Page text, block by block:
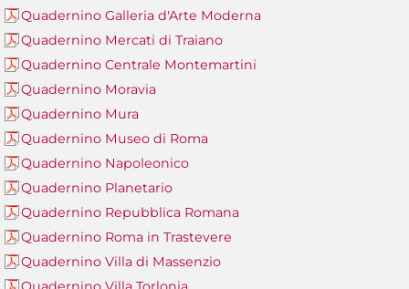
Quadernino Galleria d'Arte Moderna
Quadernino Mercati di Traiano
Quadernino Centrale Montemartini
Quadernino Moravia
Quadernino Mura
Quadernino Museo di Roma
Quadernino Napoleonico
Quadernino Planetario
Quadernino Repubblica Romana
Quadernino Roma in Trastevere
Quadernino Villa di Massenzio